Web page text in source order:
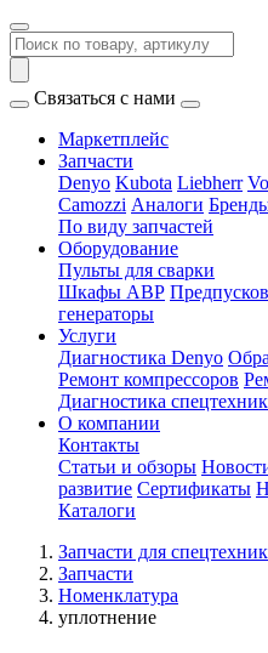
Связаться с нами
Маркетплейс
Запчасти
Denyo Kubota Liebherr
Camozzi Аналоги
По виду запчастей
Оборудование
Пульты для сварки
Шкафы АВР
генераторы
Услуги
Диагностика Denyo
Ремонт компрессоров
Диагностика
О компании
Контакты
Статьи и обзоры
развитие Сертификаты
Каталоги
Запчасти для
Запчасти
Номенклатура
уплотнение